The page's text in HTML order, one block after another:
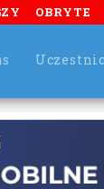
OBRYTE